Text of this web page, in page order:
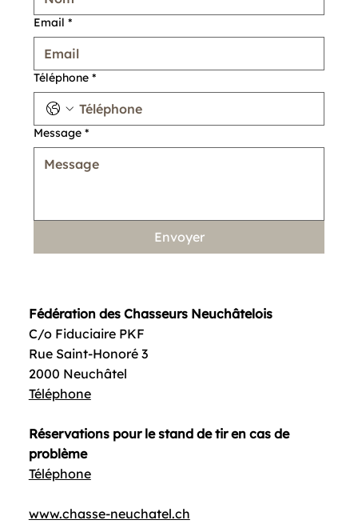
Fédération des Chasseurs Neuchâtelois
C/o Fiduciaire PKF
Rue Saint-Honoré 3
2000 Neuchâtel
Téléphone
Réservations pour le stand de tir en cas de
problème
Téléphone
www.chasse-neuchatel.ch
Email *
Téléphone *
Message *
Envoyer